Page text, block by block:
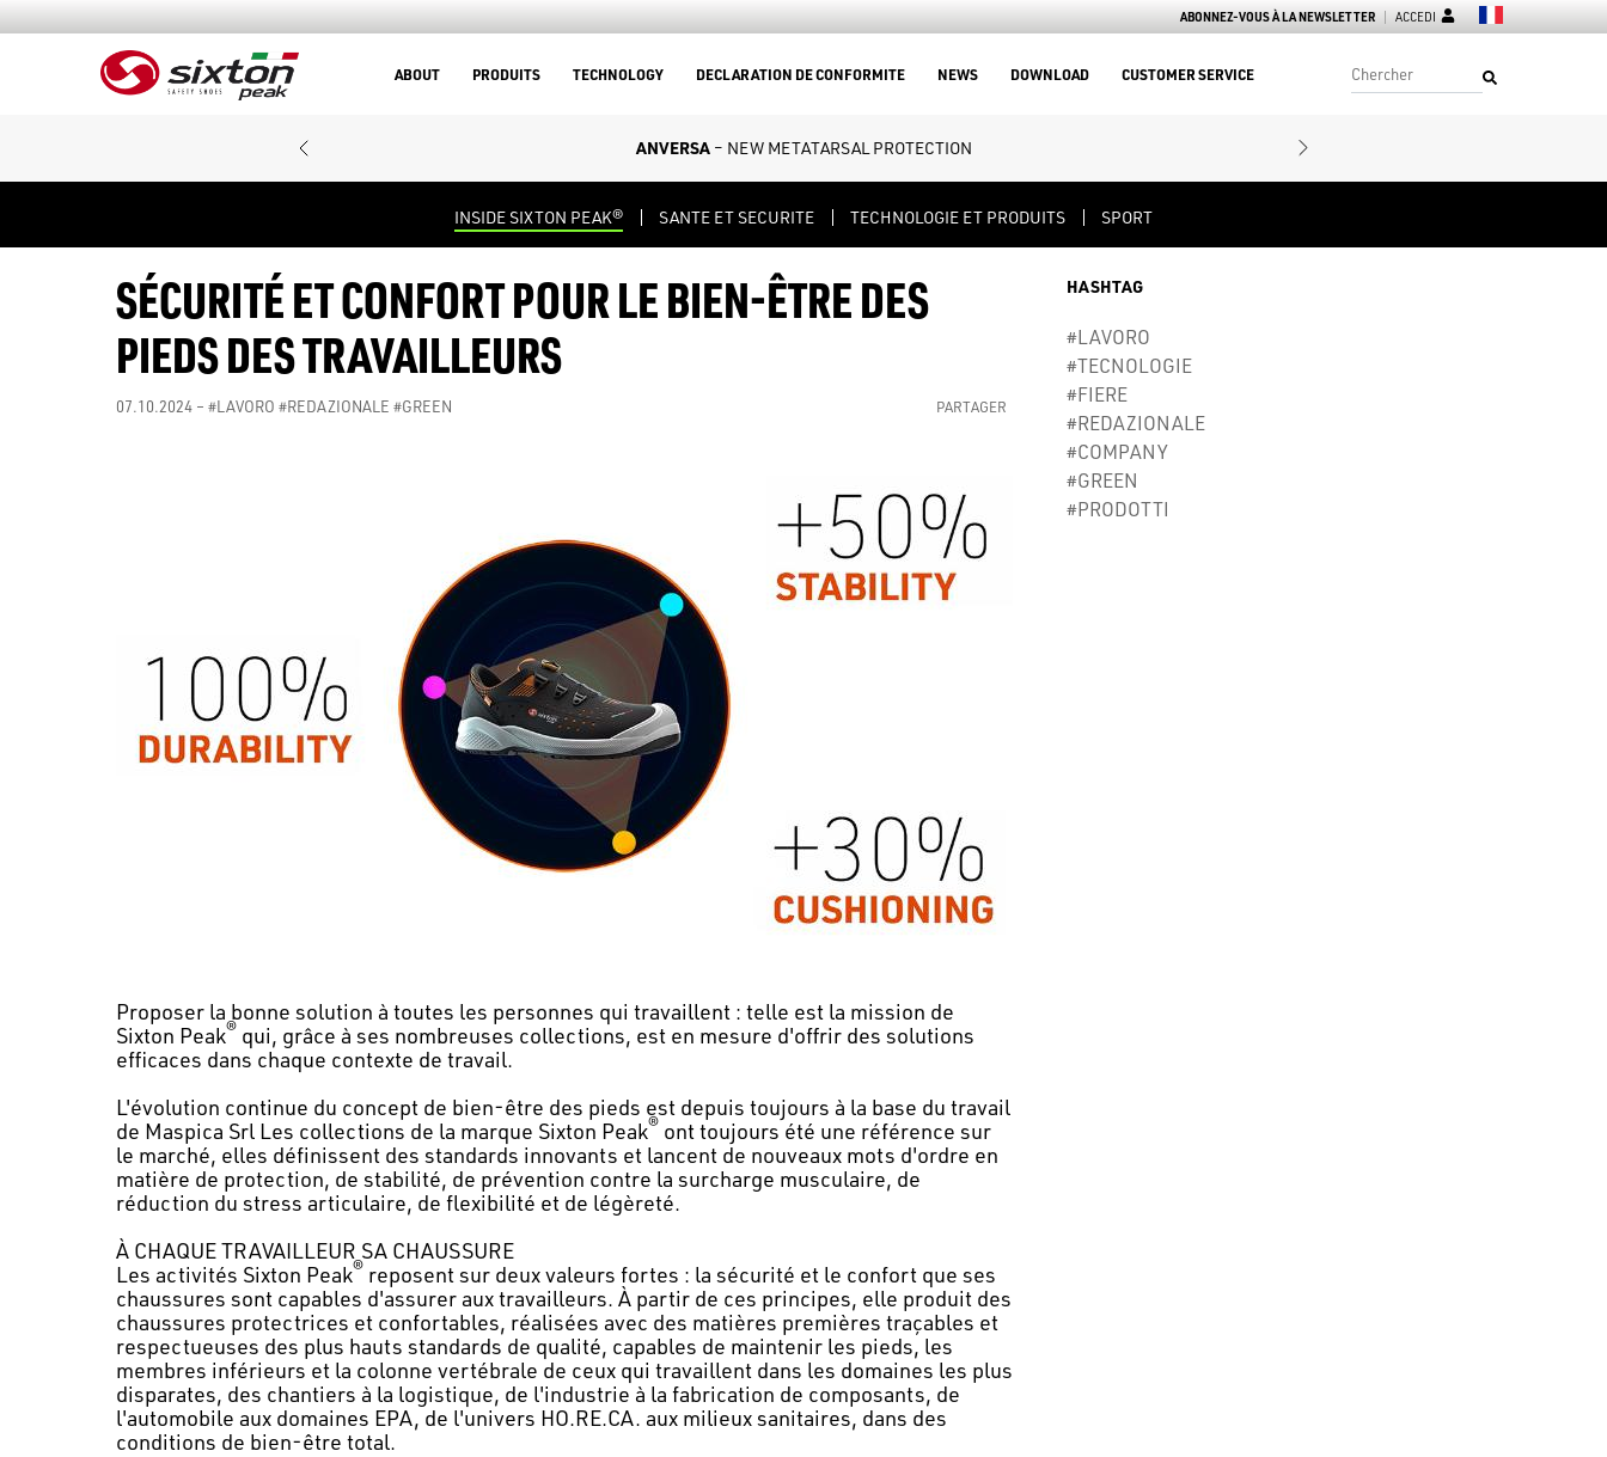
ABONNEZ-VOUS À LA NEWSLETTER ACCEDI
ABOUT PRODUITS TECHNOLOGY DECLARATION DE CONFORMITE NEWS DOWNLOAD CUSTOMER SERVICE
ANVERSA – NEW METATARSAL PROTECTION
INSIDE SIXTON PEAK® SANTE ET SECURITE TECHNOLOGIE ET PRODUITS SPORT
SÉCURITÉ ET CONFORT POUR LE BIEN-ÊTRE DES
PIEDS DES TRAVAILLEURS
07.10.2024 – #LAVORO #REDAZIONALE #GREEN PARTAGER
Proposer la bonne solution à toutes les personnes qui travaillent : telle est la mission de
Sixton Peak® qui, grâce à ses nombreuses collections, est en mesure d'offrir des solutions
efficaces dans chaque contexte de travail.
L'évolution continue du concept de bien-être des pieds est depuis toujours à la base du travail
de Maspica Srl Les collections de la marque Sixton Peak® ont toujours été une référence sur
le marché, elles définissent des standards innovants et lancent de nouveaux mots d'ordre en
matière de protection, de stabilité, de prévention contre la surcharge musculaire, de
réduction du stress articulaire, de flexibilité et de légèreté.
À CHAQUE TRAVAILLEUR SA CHAUSSURE
Les activités Sixton Peak® reposent sur deux valeurs fortes : la sécurité et le confort que ses
chaussures sont capables d'assurer aux travailleurs. À partir de ces principes, elle produit des
chaussures protectrices et confortables, réalisées avec des matières premières traçables et
respectueuses des plus hauts standards de qualité, capables de maintenir les pieds, les
membres inférieurs et la colonne vertébrale de ceux qui travaillent dans les domaines les plus
disparates, des chantiers à la logistique, de l'industrie à la fabrication de composants, de
l'automobile aux domaines EPA, de l'univers HO.RE.CA. aux milieux sanitaires, dans des
conditions de bien-être total.
HASHTAG
#LAVORO
#TECNOLOGIE
#FIERE
#REDAZIONALE
#COMPANY
#GREEN
#PRODOTTI